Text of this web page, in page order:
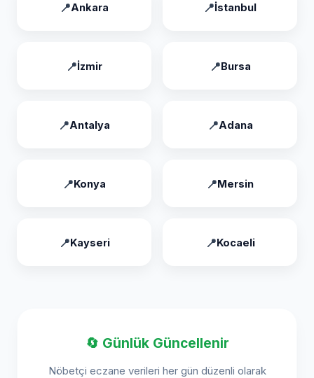
Ankara İstanbul
İzmir Bursa
Antalya Adana
Konya Mersin
Kayseri Kocaeli
🔄 Günlük Güncellenir
Nöbetçi eczane verileri her gün düzenli olarak